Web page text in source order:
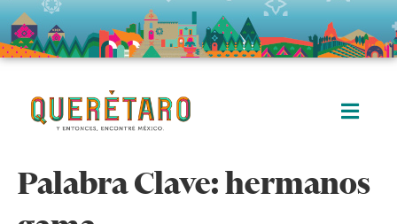
Palabra Clave:hermanos